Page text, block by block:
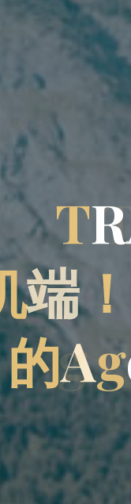
TR
端！
的Ag